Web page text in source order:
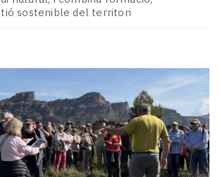
sostenible del territori